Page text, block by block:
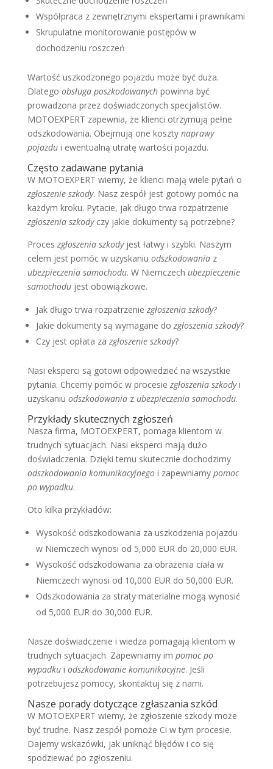
Współpraca z zewnętrznymi ekspertami i prawnikami
Skrupulatne monitorowanie postępów w
dochodzeniu roszczeń
Wartość uszkodzonego pojazdu może być duża.
Dlatego obsługa poszkodowanychpowinna być
prowadzona przez doświadczonych specjalistów.
MOTOEXPERT zapewnia, że klienci otrzymują pełne
odszkodowania. Obejmują one koszty naprawy
pojazdui ewentualną utratę wartości pojazdu.
Często zadawane pytania
W MOTOEXPERT wiemy, że klienci mają wiele pytań o
zgłoszenie szkody. Nasz zespół jest gotowy pomóc na
każdym kroku. Pytacie, jak długo trwa rozpatrzenie
zgłoszenia szkodyczy jakie dokumenty są potrzebne?
Proces zgłoszenia szkodyjest łatwy i szybki. Naszym
celem jest pomóc w uzyskaniu odszkodowaniaz
ubezpieczenia samochodu. W Niemczech ubezpieczenie
samochodujest obowiązkowe.
Jak długo trwa rozpatrzenie zgłoszenia szkody?
Jakie dokumenty są wymagane do zgłoszenia szkody?
Czy jest opłata za zgłoszenie szkody?
Nasi eksperci są gotowi odpowiedzieć na wszystkie
pytania. Chcemy pomóc w procesie zgłoszenia szkodyi
uzyskaniu odszkodowaniaz ubezpieczenia samochodu.
Przykłady skutecznych zgłoszeń
Nasza firma, MOTOEXPERT, pomaga klientom w
trudnych sytuacjach. Nasi eksperci mają dużo
doświadczenia. Dzięki temu skutecznie dochodzimy
odszkodowania komunikacyjnegoi zapewniamy pomoc
po wypadku.
Oto kilka przykładów:
Wysokość odszkodowania za uszkodzenia pojazdu
w Niemczech wynosi od 5,000 EUR do 20,000 EUR.
Wysokość odszkodowania za obrażenia ciała w
Niemczech wynosi od 10,000 EUR do 50,000 EUR.
Odszkodowania za straty materialne mogą wynosić
od 5,000 EUR do 30,000 EUR.
Nasze doświadczenie i wiedza pomagają klientom w
trudnych sytuacjach. Zapewniamy im pomoc po
wypadkui odszkodowanie komunikacyjne. Jeśli
potrzebujesz pomocy, skontaktuj się z nami.
Nasze porady dotyczące zgłaszania szkód
W MOTOEXPERT wiemy, że zgłoszenie szkody może
być trudne. Nasz zespół pomoże Ci w tym procesie.
Dajemy wskazówki, jak uniknąć błędów i co się
spodziewać po zgłoszeniu.